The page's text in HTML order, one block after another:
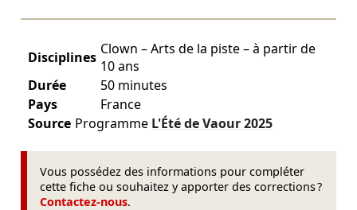
Disciplines Clown – Arts de la piste – à partir de
10 ans
Durée
50 minutes
Pays
France
Source Programme L'Été de Vaour2025
Vous possédez des informations pour compléter
cette fiche ou souhaitez y apporter des corrections ?
Contactez-nous.